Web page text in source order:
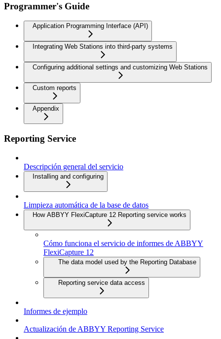
Programmer's Guide
Application Programming Interface (API)
Integrating Web Stations into third-party systems
Configuring additional settings and customizing Web Stations
Custom reports
Appendix
Reporting Service
Descripción general del servicio
Installing and configuring
Limpieza automática de la base de datos
How ABBYY FlexiCapture 12 Reporting service works
Cómo funciona el servicio de informes de ABBYY
FlexiCapture 12
The data model used by the Reporting Database
Reporting service data access
Informes de ejemplo
Actualización de ABBYY Reporting Service